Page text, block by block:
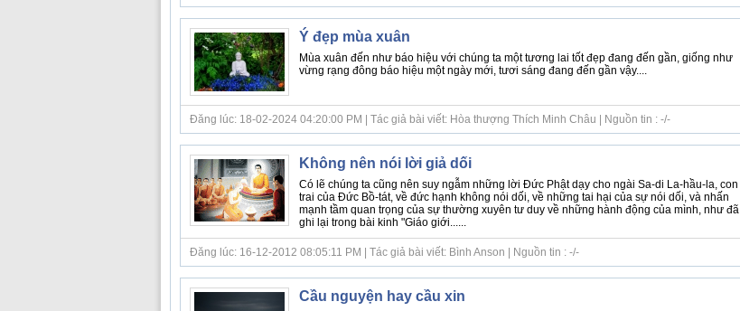
Ý đẹp mùa xuân
Mùa xuân đến như báo hiệu với chúng ta một tương lai tốt đẹp đang đến gần, giống như
vừng rạng đông báo hiệu một ngày mới, tươi sáng đang đến gần vậy....
Đăng lúc: 18-02-2024 04:20:00 PM | Tác giả bài viết: Hòa thượng Thích Minh Châu | Nguồn tin : -/-
Không nên nói lời giả dối
Có lẽ chúng ta cũng nên suy ngẫm những lời Đức Phật dạy cho ngài Sa-di La-hầu-la, con
trai của Đức Bồ-tát, về đức hạnh không nói dối, về những tai hại của sự nói dối, và nhấn
mạnh tầm quan trọng của sự thường xuyên tư duy về những hành động của mình, như đã
ghi lại trong bài kinh "Giáo giới......
Đăng lúc: 16-12-2012 08:05:11 PM | Tác giả bài viết: Bình Anson | Nguồn tin : -/-
Cầu nguyện hay cầu xin